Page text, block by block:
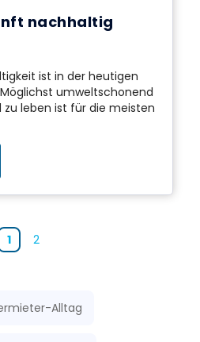
Alltag
nachhaltig
ist in der heutigen
umweltschonend
zu leben ist für die meisten
1 2